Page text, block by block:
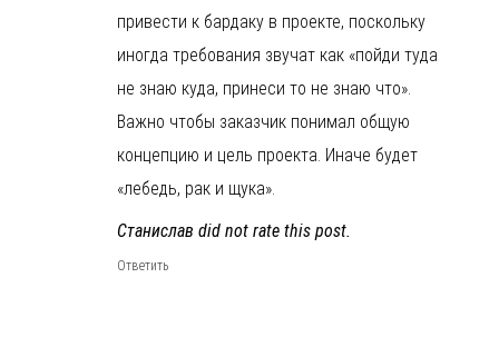
привести к бардаку в проекте, поскольку
иногда требования звучат как «пойди туда
не знаю куда, принеси то не знаю что».
Важно чтобы заказчик понимал общую
концепцию и цель проекта. Иначе будет
«лебедь, рак и щука».
Станислав did not rate this post.
Ответить